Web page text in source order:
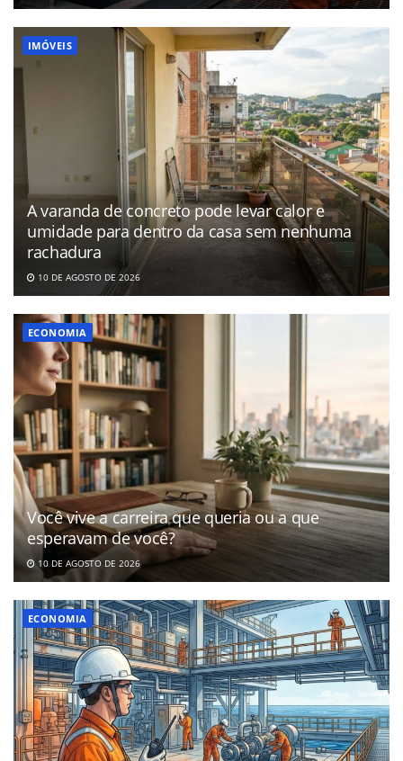
IMÓVEIS
A varanda de concreto pode levar calor e
umidade para dentro da casa sem nenhuma
rachadura
10 DE AGOSTO DE 2026
ECONOMIA
Você vive a carreira que queria ou a que
esperavam de você?
10 DE AGOSTO DE 2026
ECONOMIA